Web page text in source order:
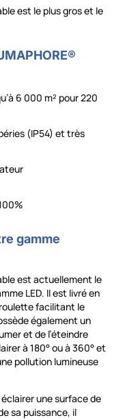
est le plus gros et le
6 000 m² pour 220
(IP54) et très
gamme
est actuellement le
LED. Il est livré en
facilitant le
également un
et de l’éteindre
à 180° ou à 360° et
pollution lumineuse
une surface de
sa puissance, il